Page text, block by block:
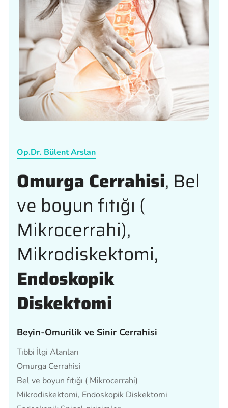
Op.Dr. Bülent Arslan
Omurga Cerrahisi, Bel
ve boyun fıtığı (
Mikrocerrahi),
Mikrodiskektomi,
Endoskopik
Diskektomi
Beyin-Omurilik ve Sinir Cerrahisi
Tıbbi İlgi Alanları
Omurga Cerrahisi
Bel ve boyun fıtığı ( Mikrocerrahi)
Mikrodiskektomi, Endoskopik Diskektomi